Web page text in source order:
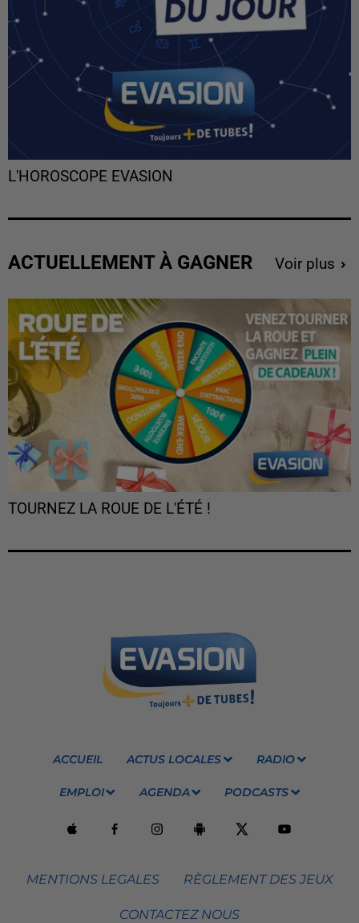
L'HOROSCOPE EVASION
ACTUELLEMENT À GAGNER Voir plus
TOURNEZ LA ROUE DE L'ÉTÉ !
ACCUEIL ACTUS LOCALES RADIO
EMPLOI AGENDA PODCASTS
MENTIONS LEGALES RÈGLEMENT DES JEUX
CONTACTEZ NOUS